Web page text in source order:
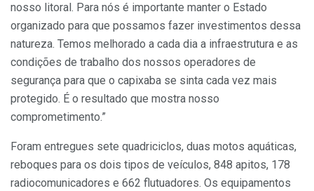
nosso litoral. Para nós é importante manter o Estado
organizado para que possamos fazer investimentos dessa
natureza. Temos melhorado a cada dia a infraestrutura e as
condições de trabalho dos nossos operadores de
segurança para que o capixaba se sinta cada vez mais
protegido. É o resultado que mostra nosso
comprometimento.”
Foram entregues sete quadriciclos, duas motos aquáticas,
reboques para os dois tipos de veículos, 848 apitos, 178
radiocomunicadores e 662 flutuadores. Os equipamentos